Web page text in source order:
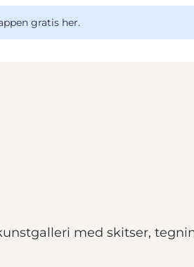
gratis her.
med skitser,